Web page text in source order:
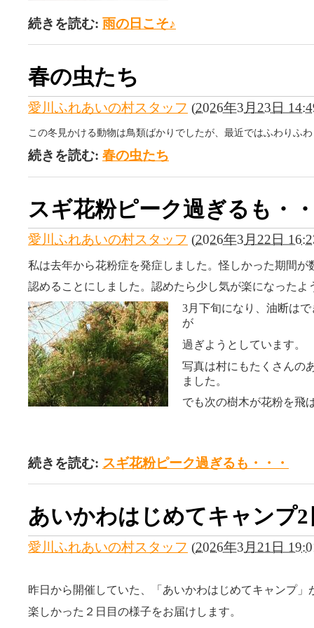
続きを読む: 雨の日こそ♪
春の虫たち
愛川ふれあいの村スタッフ (2026年3月23日
この冬見かける動物は鳥類ばかりでしたが、最近ではふわりふ
続きを読む: 春の虫たち
スギ花粉ピーク過ぎるも・
愛川ふれあいの村スタッフ (2026年3月22日
私は去年から花粉症を発症しました。怪しかった期間が
認めることにしました。認めたら少し気が楽になったよ
3月下旬になり、油断は
が
過ぎようとしています。
写真は村にもたくさんの
ました。
でも次の樹木が花粉を飛
続きを読む: スギ花粉ピーク過ぎるも・・・
あいかわはじめてキャンプ2
愛川ふれあいの村スタッフ (2026年3月21日
昨日から開催していた、「あいかわはじめてキャンプ」
楽しかった２日目の様子をお届けします。